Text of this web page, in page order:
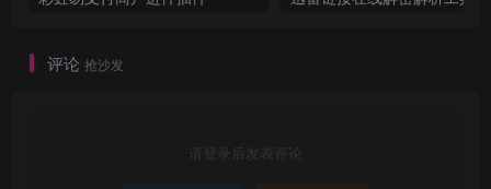
评论 抢沙发
请登录后发表评论